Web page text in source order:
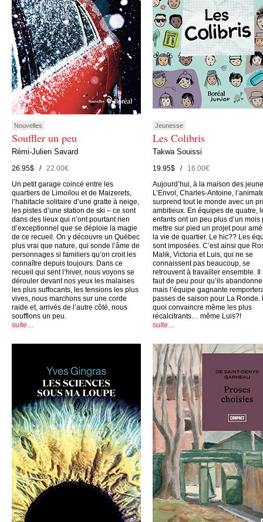
Nouvelles
Souffler un peu
Rémi-Julien Savard
26.95$ /22.00€
Un petit garage coincé entre les
quartiers de Limoilou et de Maizerets,
l’habitacle solitaire d’une gratte à neige,
les pistes d’une station de ski – ce sont
dans des lieux qui n’ont pourtant rien
d’exceptionnel que se déploie la magie
de ce recueil. On y découvre un Québec
plus vrai que nature, qui sonde l’âme de
personnages si familiers qu’on croit les
connaître depuis toujours. Dans ce
recueil qui sent l’hiver, nous voyons se
dérouler devant nos yeux les malaises
les plus suffocants, les tensions les plus
vives, nous marchons sur une corde
raide et, arrivés de l’autre côté, nous
soufflons un peu.
suite…
Jeunesse
Les Colibris
Takwa Souissi
19.95$ /16.00€
Aujourd’hui, à la maison des
L’Envol, Charles-Antoine,
surprend tout le monde avec un
ambitieux. En équipes de quatre,
enfants ont un peu plus d’un mois
mettre sur pied un projet pour
la vie de quartier. Le hic?? Les
sont imposées. C’est ainsi que
Malik, Victoria et Luis, qui ne se
connaissent pas beaucoup, se
retrouvent à travailler ensemble. Il
faut de peu pour qu’ils
mais l’équipe gagnante
passes de saison pour La Ronde.
quoi convaincre même les plus
récalcitrants… même Luis?!
suite…